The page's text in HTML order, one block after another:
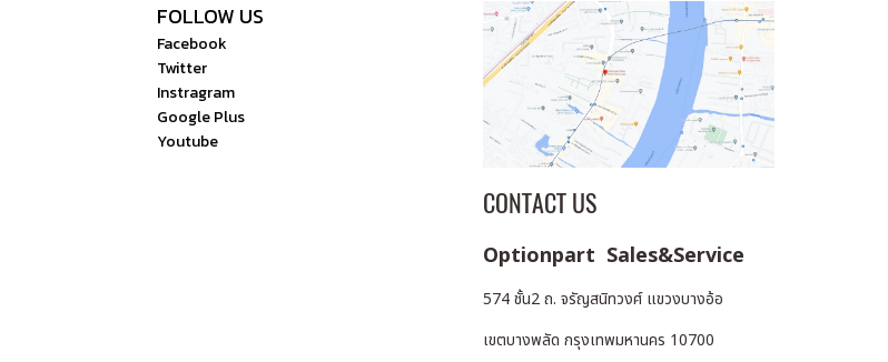
FOLLOW US
Facebook
Twitter
Instragram
Google Plus
Youtube
CONTACT US
Optionpart Sales&Service
574 ชั้น2 ถ. จรัญสนิทวงศ์ แขวงบางอ้อ
เขตบางพลัด กรุงเทพมหานคร 10700